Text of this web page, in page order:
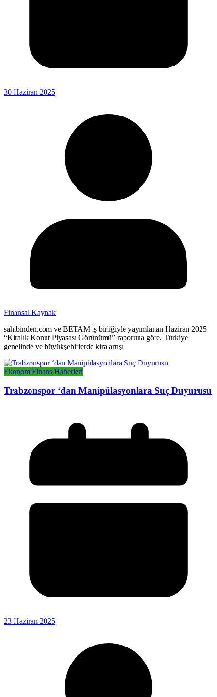
30 Haziran 2025
Finansal Kaynak
sahibinden.com ve BETAM iş birliğiyle yayımlanan Haziran 2025
“Kiralık Konut Piyasası Görünümü” raporuna göre, Türkiye
genelinde ve büyükşehirlerde kira artışı
EkonomiFinans Haberleri
Trabzonspor ‘dan Manipülasyonlara Suç Duyurusu
23 Haziran 2025